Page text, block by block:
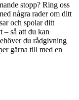
stopp? Ring oss
några rader om ditt
och spolar ditt
– så att du kan
du rådgivning
gärna till med en